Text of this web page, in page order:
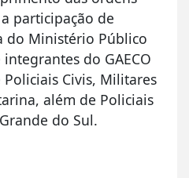
participação de
do Ministério Público
do GAECO
Civis, Militares
além de Policiais
do Sul.